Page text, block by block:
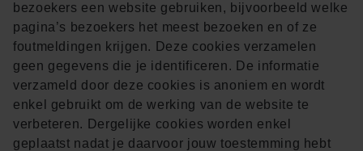
bezoekers een website gebruiken, bijvoorbeeld welke
pagina’s bezoekers het meest bezoeken en of ze
foutmeldingen krijgen. Deze cookies verzamelen
geen gegevens die je identificeren. De informatie
verzameld door deze cookies is anoniem en wordt
enkel gebruikt om de werking van de website te
verbeteren. Dergelijke cookies worden enkel
geplaatst nadat je daarvoor jouw toestemming hebt